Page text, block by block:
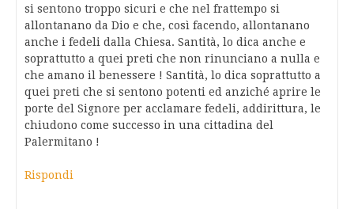
si sentono troppo sicuri e che nel frattempo si
allontanano da Dio e che, così facendo, allontanano
anche i fedeli dalla Chiesa. Santità, lo dica anche e
soprattutto a quei preti che non rinunciano a nulla e
che amano il benessere ! Santità, lo dica soprattutto a
quei preti che si sentono potenti ed anziché aprire le
porte del Signore per acclamare fedeli, addirittura, le
chiudono come successo in una cittadina del
Palermitano !
Rispondi